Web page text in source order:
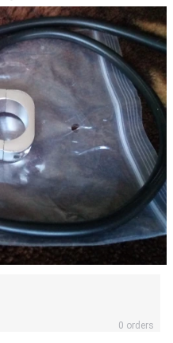
0 orders